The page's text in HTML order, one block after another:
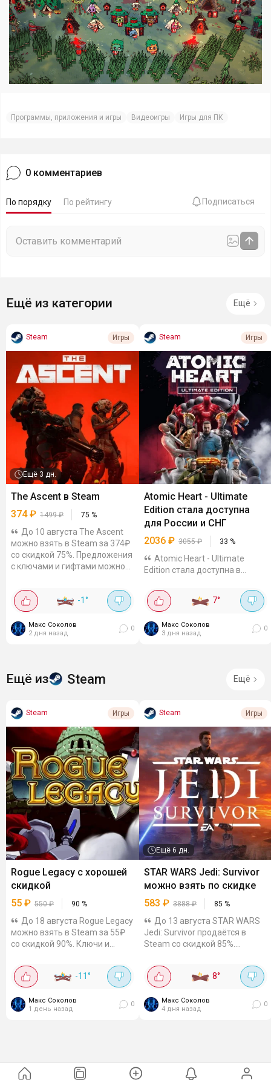
Программы, приложения и игры Видеоигры Игры для ПК
0 комментариев
По порядку По рейтингу Подписаться
Ещё из категории Ещё
Steam Игры
Ещё 3 дн.
The Ascent в Steam
374₽ 1499₽ 75 %
До 10 августа The Ascent
можно взять в Steam за 374₽
со скидкой 75%. Предложения
с ключами и гифтами можно
GGSEL. Киберпанковая экшен-
RPG про мир, где...
-1°
Макс Соколов
2 дня назад
0
Steam Игры
Atomic Heart - Ultimate
Edition стала доступна
для России и СНГ
2036 ₽ 3055₽ 33 %
Atomic Heart - Ultimate
Edition стала доступна в
Сейчас на издание действует
скидка 60%, цена - 2036,40₽. В
игра Atomic Heart, Atomic
Pass,...
7°
Макс Соколов
3 дня назад
0
Ещё из Steam Ещё
Steam Игры
Rogue Legacy с хорошей
скидкой
55 ₽ 550₽ 90 %
До 18 августа Rogue Legacy
можно взять в Steam за 55₽
со скидкой 90%. Ключи и
Plati и GGSEL. Сложный
рогалайт, где после смерти
героя забег продолжает его...
-11°
Макс Соколов
1 день назад
0
Steam Игры
Ещё 6 дн.
STAR WARS Jedi: Survivor
можно взять по скидке
583 ₽ 3888₽ 85 %
До 13 августа STAR WARS
Jedi: Survivor продаётся в
Steam со скидкой 85%.
3449₸ (~583₽). Гифты можно
посмотреть на Plati и GGSEL.
Сюжетный одиночный экшен
от третьего...
8°
Макс Соколов
4 дня назад
0